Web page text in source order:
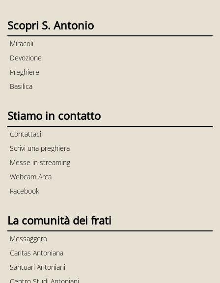
Scopri S. Antonio
Miracoli
Devozione
Preghiere
Basilica
Stiamo in contatto
Contattaci
Scrivi una preghiera
Messe in streaming
Webcam Arca
Facebook
La comunità dei frati
Messaggero
Caritas Antoniana
Santuari Antoniani